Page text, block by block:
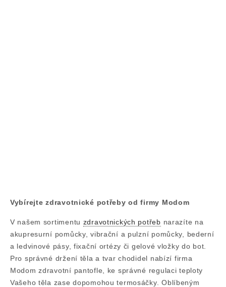
Vybírejte zdravotnické potřeby od firmy Modom
V našem sortimentu zdravotnických potřeb narazíte na
akupresurní pomůcky, vibrační a pulzní pomůcky, bederní
a ledvinové pásy, fixační ortézy či gelové vložky do bot.
Pro správné držení těla a tvar chodidel nabízí firma
Modom zdravotní pantofle, ke správné regulaci teploty
Vašeho těla zase dopomohou termosáčky. Oblíbeným